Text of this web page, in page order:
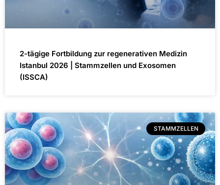
2-tägige Fortbildung zur regenerativen Medizin
Istanbul 2026 | Stammzellen und Exosomen
(ISSCA)
STAMMZELLEN